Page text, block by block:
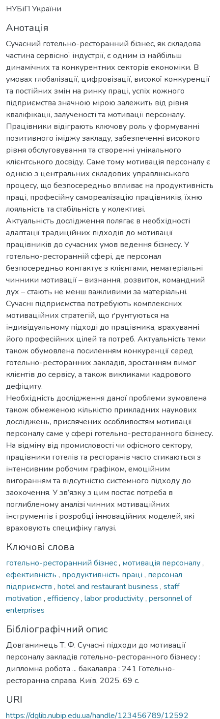
НУБіП України
Анотація
Сучасний готельно-ресторанний бізнес, як складова
частина сервісної індустрії, є одним із найбільш
динамічних та конкурентних секторів економіки. В
умовах глобалізації, цифровізації, високої конкуренції
та постійних змін на ринку праці, успіх кожного
підприємства значною мірою залежить від рівня
кваліфікації, залученості та мотивації персоналу.
Працівники відіграють ключову роль у формуванні
позитивного іміджу закладу, забезпеченні високого
рівня обслуговування та створенні унікального
клієнтського досвіду. Саме тому мотивація персоналу є
однією з центральних складових управлінського
процесу, що безпосередньо впливає на продуктивність
праці, професійну самореалізацію працівників, їхню
лояльність та стабільність у колективі.
Актуальність дослідження полягає в необхідності
адаптації традиційних підходів до мотивації
працівників до сучасних умов ведення бізнесу. У
готельно-ресторанній сфері, де персонал
безпосередньо контактує з клієнтами, нематеріальні
чинники мотивації – визнання, розвиток, командний
дух – стають не менш важливими за матеріальні.
Сучасні підприємства потребують комплексних
мотиваційних стратегій, що ґрунтуються на
індивідуальному підході до працівника, врахуванні
його професійних цілей та потреб. Актуальність теми
також обумовлена посиленням конкуренції серед
готельно-ресторанних закладів, зростанням вимог
клієнтів до сервісу, а також викликами кадрового
дефіциту.
Необхідність дослідження даної проблеми зумовлена
також обмеженою кількістю прикладних наукових
досліджень, присвячених особливостям мотивації
персоналу саме у сфері готельно-ресторанного бізнесу.
На відміну від промисловості чи офісного сектору,
працівники готелів та ресторанів часто стикаються з
інтенсивним робочим графіком, емоційним
вигоранням та відсутністю системного підходу до
заохочення. У зв’язку з цим постає потреба в
поглибленому аналізі чинних мотиваційних
інструментів і розробці інноваційних моделей, які
враховують специфіку галузі.
Ключові слова
готельно-ресторанний бізнес, мотивація персоналу,
ефективність , продуктивність праці , персонал
підприємств , hotel and restaurant business , staff
motivation , efficiency, labor productivity, personnel of
enterprises
Бібліографічний опис
Довганинець Т. Ф. Сучасні підходи до мотивації
персоналу закладів готельно-ресторанного бізнесу :
дипломна робота ... бакалавра : 241 Готельно-
ресторанна справа. Київ, 2025. 69 с.
URI
https://dglib.nubip.edu.ua/handle/123456789/12592